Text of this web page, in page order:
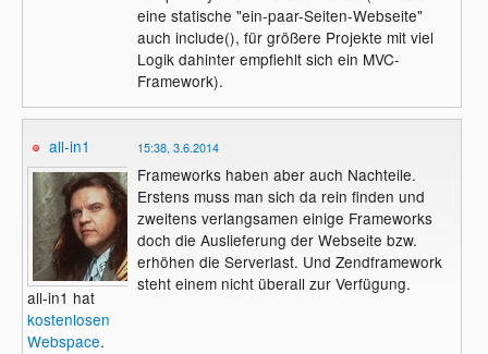
eine statische "ein-paar-Seiten-Webseite"
auch include(), für größere Projekte mit viel
Logik dahinter empfiehlt sich ein MVC-
Framework).
all-in1
all-in1 hat
kostenlosen
Webspace.
15:38, 3.6.2014
Frameworks haben aber auch Nachteile.
Erstens muss man sich da rein finden und
zweitens verlangsamen einige Frameworks
doch die Auslieferung der Webseite bzw.
erhöhen die Serverlast. Und Zendframework
steht einem nicht überall zur Verfügung.